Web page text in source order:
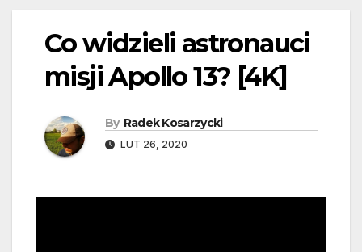
Co widzieli astronauci
misji Apollo 13? [4K]
By Radek Kosarzycki
LUT 26, 2020